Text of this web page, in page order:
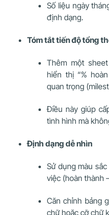
Số liệu ngày
định dạng.
Tóm tắt tiến độ tổng
Thêm một
hiển thị “%
quan trọng
Điều này giúp
tình hình mà
Định dạng dễ nhìn
Sử dụng màu
việc (hoàn thành
Căn chỉnh bảng
chữ hoặc cỡ chữ